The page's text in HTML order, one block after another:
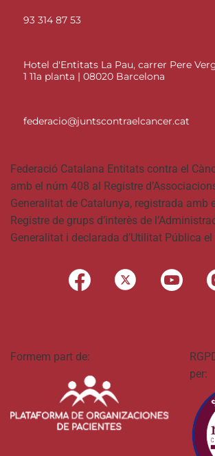
93 314 87 53
Hotel d'Entitats La Pau, carrer Pere
1 11a planta | 08020 Barcelona
federacio@juntscontraelcancer.cat
Federació Catalana Entitats contra el
amb el núm 408 al Registre
Generalitat de Catalunya, registrada amb
Registre de grups d’interès de
Generalitat i declarada d’Utilitat Pública
Formem part de:
per: